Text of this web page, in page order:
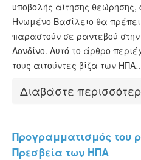
υποβολής αίτησης θεώρησης,
Ηνωμένο Βασίλειο θα
παραστούν σε ραντεβού
Λονδίνο. Αυτό το άρθρο
τους αιτούντες βίζα των
Διαβάστε
Προγραμματισμός του
Πρεσβεία των ΗΠΑ